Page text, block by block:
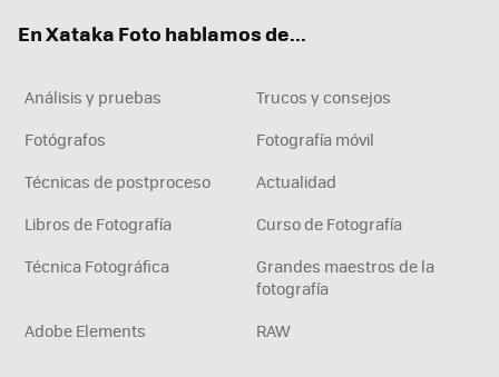
En Xataka Foto hablamos de...
Análisis y pruebas
Trucos y consejos
Fotógrafos
Fotografía móvil
Técnicas de postproceso
Actualidad
Libros de Fotografía
Curso de Fotografía
Técnica Fotográfica
Grandes maestros de la
fotografía
Adobe Elements
RAW